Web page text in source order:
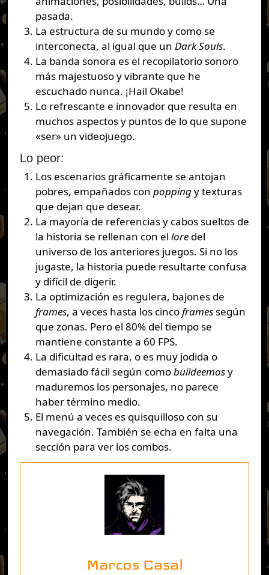
pasada.
La estructura de su mundo y como se
interconecta, al igual que un Dark Souls.
La banda sonora es el recopilatorio sonoro
más majestuoso y vibrante que he
escuchado nunca. ¡Hail Okabe!
Lo refrescante e innovador que resulta en
muchos aspectos y puntos de lo que supone
«ser» un videojuego.
Lo peor:
Los escenarios gráficamente se antojan
pobres, empañados con poppingy texturas
que dejan que desear.
La mayoría de referencias y cabos sueltos de
la historia se rellenan con el lore del
universo de los anteriores juegos. Si no los
jugaste, la historia puede resultarte confusa
y difícil de digerir.
La optimización es regulera, bajones de
frames, a veces hasta los cincoframessegún
que zonas. Pero el 80% del tiempo se
mantiene constante a 60 FPS.
La dificultad es rara, o es muy jodida o
demasiado fácil según comobuildeemosy
maduremos los personajes, no parece
haber término medio.
El menú a veces es quisquilloso con su
navegación. También se echa en falta una
sección para ver los combos.
Marcos Casal